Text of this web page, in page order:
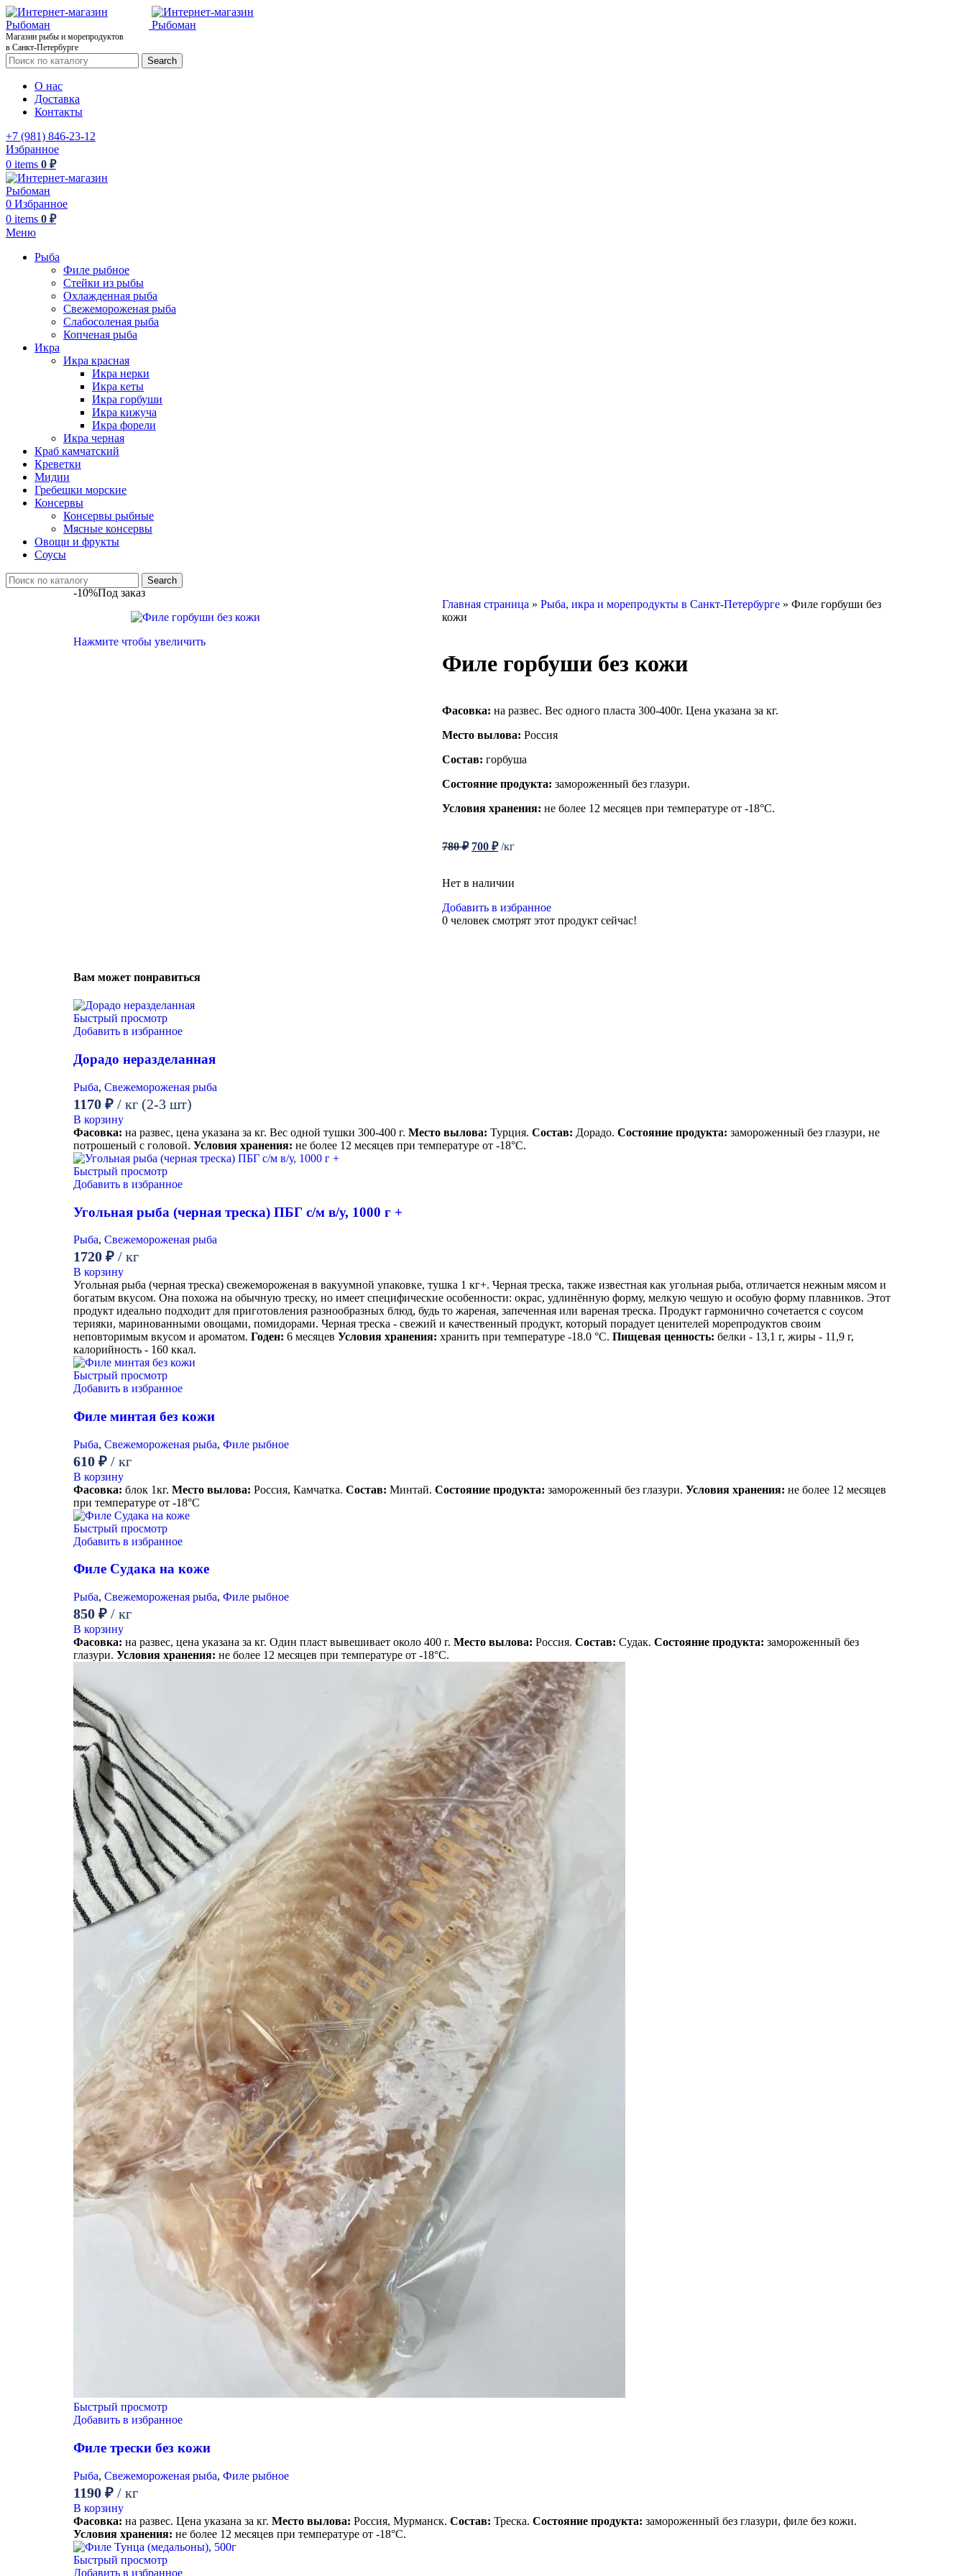
Магазин рыбы и морепродуктов
в Санкт-Петербурге
Search
О нас
Доставка
Контакты
+7 (981) 846-23-12
Избранное
0 items 0 ₽
0 Избранное
0 items 0 ₽
Меню
Рыба
Филе рыбное
Стейки из рыбы
Охлажденная рыба
Свежемороженая рыба
Слабосоленая рыба
Копченая рыба
Икра
Икра красная
Икра нерки
Икра кеты
Икра горбуши
Икра кижуча
Икра форели
Икра черная
Краб камчатский
Креветки
Мидии
Гребешки морские
Консервы
Консервы рыбные
Мясные консервы
Овощи и фрукты
Соусы
Search
-10%Под заказ
Нажмите чтобы увеличить
Главная страница » Рыба, икра и морепродукты в Санкт-Петербурге » Филе горбуши без
кожи
Филе горбуши без кожи
Фасовка: на развес. Вес одного пласта 300-400г. Цена указана за кг.
Место вылова: Россия
Состав: горбуша
Состояние продукта: замороженный без глазури.
Условия хранения: не более 12 месяцев при температуре от -18°С.
780₽ 700 ₽ /кг
Нет в наличии
Добавить в избранное
0 человек смотрят этот продукт сейчас!
Вам может понравиться
Быстрый просмотр
Добавить в избранное
Дорадо неразделанная
Рыба, Свежемороженая рыба
1170 ₽ / кг (2-3 шт)
В корзину
Фасовка: на развес, цена указана за кг. Вес одной тушки 300-400 г. Место вылова: Турция. Состав: Дорадо. Состояние продукта: замороженный без глазури, не
потрошеный с головой. Условия хранения: не более 12 месяцев при температуре от -18°С.
Быстрый просмотр
Добавить в избранное
Угольная рыба (черная треска) ПБГ с/м в/у, 1000 г +
Рыба, Свежемороженая рыба
1720 ₽ / кг
В корзину
Угольная рыба (черная треска) свежемороженая в вакуумной упаковке, тушка 1 кг+. Черная треска, также известная как угольная рыба, отличается нежным мясом и
богатым вкусом. Она похожа на обычную треску, но имеет специфические особенности: окрас, удлинённую форму, мелкую чешую и особую форму плавников. Этот
продукт идеально подходит для приготовления разнообразных блюд, будь то жареная, запеченная или вареная треска. Продукт гармонично сочетается с соусом
терияки, маринованными овощами, помидорами. Черная треска - свежий и качественный продукт, который порадует ценителей морепродуктов своим
неповторимым вкусом и ароматом. Годен: 6 месяцев Условия хранения: хранить при температуре -18.0 °С. Пищевая ценность: белки - 13,1 г, жиры - 11,9 г,
калорийность - 160 ккал.
Быстрый просмотр
Добавить в избранное
Филе минтая без кожи
Рыба, Свежемороженая рыба, Филе рыбное
610 ₽ / кг
В корзину
Фасовка: блок 1кг. Место вылова: Россия, Камчатка. Состав: Минтай. Состояние продукта: замороженный без глазури. Условия хранения: не более 12 месяцев
при температуре от -18°С
Быстрый просмотр
Добавить в избранное
Филе Судака на коже
Рыба, Свежемороженая рыба, Филе рыбное
850 ₽ / кг
В корзину
Фасовка: на развес, цена указана за кг. Один пласт вывешивает около 400 г. Место вылова: Россия. Состав: Судак. Состояние продукта: замороженный без
глазури. Условия хранения: не более 12 месяцев при температуре от -18°С.
Быстрый просмотр
Добавить в избранное
Филе трески без кожи
Рыба, Свежемороженая рыба, Филе рыбное
1190 ₽ / кг
В корзину
Фасовка: на развес. Цена указана за кг. Место вылова: Россия, Мурманск. Состав: Треска. Состояние продукта: замороженный без глазури, филе без кожи.
Условия хранения: не более 12 месяцев при температуре от -18°С.
Быстрый просмотр
Добавить в избранное